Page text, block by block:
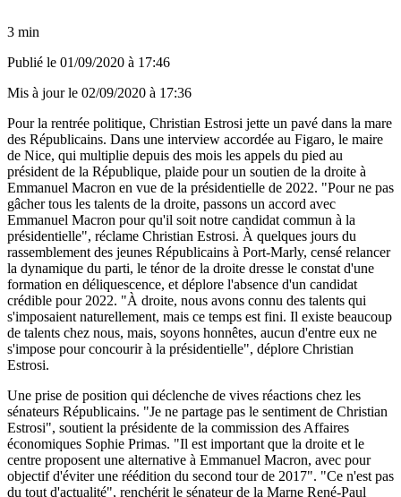
3 min
Publié le 01/09/2020 à 17:46
Mis à jour le 02/09/2020 à 17:36
Pour la rentrée politique, Christian Estrosi jette un pavé dans la mare
des Républicains. Dans une interview accordée au Figaro, le maire
de Nice, qui multiplie depuis des mois les appels du pied au
président de la République, plaide pour un soutien de la droite à
Emmanuel Macron en vue de la présidentielle de 2022. "Pour ne pas
gâcher tous les talents de la droite, passons un accord avec
Emmanuel Macron pour qu'il soit notre candidat commun à la
présidentielle", réclame Christian Estrosi. À quelques jours du
rassemblement des jeunes Républicains à Port-Marly, censé relancer
la dynamique du parti, le ténor de la droite dresse le constat d'une
formation en déliquescence, et déplore l'absence d'un candidat
crédible pour 2022. "À droite, nous avons connu des talents qui
s'imposaient naturellement, mais ce temps est fini. Il existe beaucoup
de talents chez nous, mais, soyons honnêtes, aucun d'entre eux ne
s'impose pour concourir à la présidentielle", déplore Christian
Estrosi.
Une prise de position qui déclenche de vives réactions chez les
sénateurs Républicains. "Je ne partage pas le sentiment de Christian
Estrosi", soutient la présidente de la commission des Affaires
économiques Sophie Primas. "Il est important que la droite et le
centre proposent une alternative à Emmanuel Macron, avec pour
objectif d'éviter une réédition du second tour de 2017". "Ce n'est pas
du tout d'actualité", renchérit le sénateur de la Marne René-Paul